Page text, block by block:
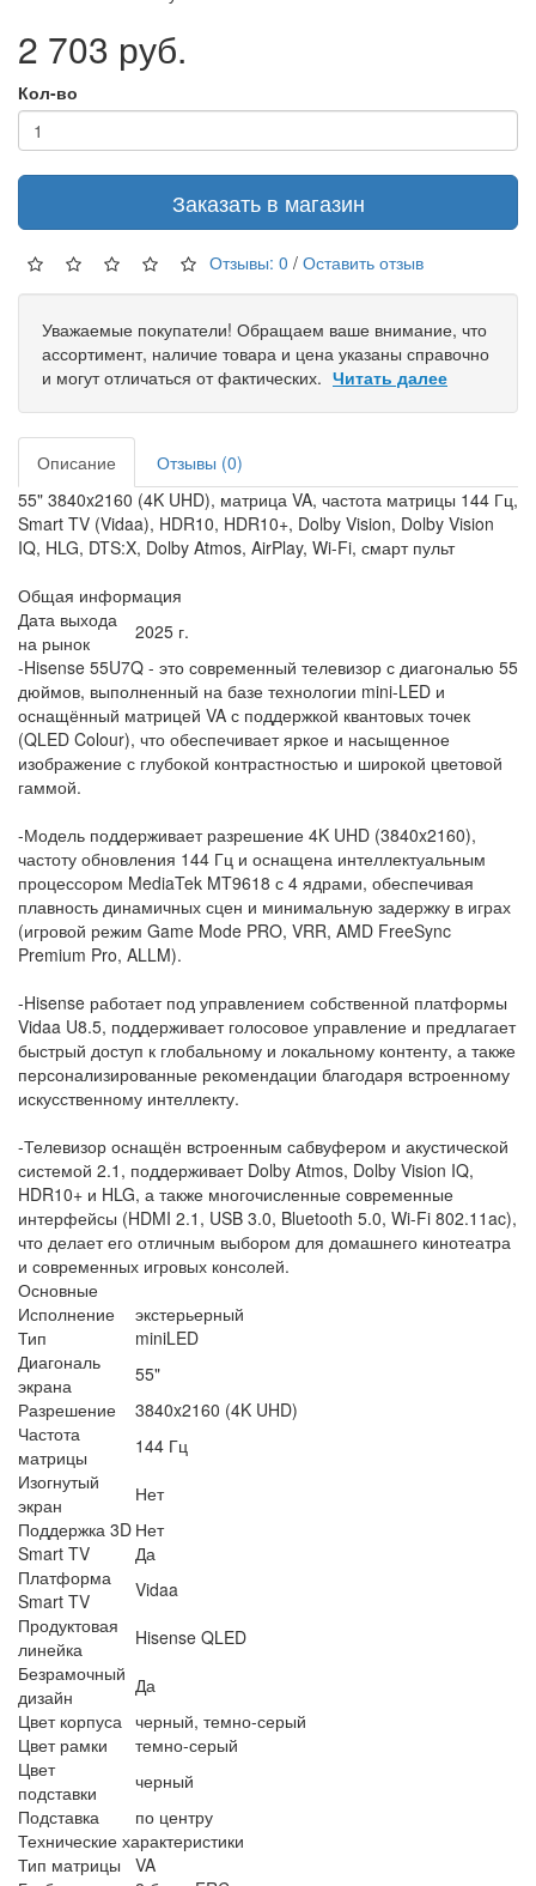
2 703 руб.
Кол-во
Заказать в магазин
Отзывы: 0 / Оставить отзыв
Уважаемые покупатели! Обращаем ваше внимание, что
ассортимент, наличие товара и цена указаны справочно
и могут отличаться от фактических. Читать далее
Описание
Отзывы (0)
55" 3840x2160 (4K UHD), матрица VA, частота матрицы 144 Гц,
Smart TV (Vidaa), HDR10, HDR10+, Dolby Vision, Dolby Vision
IQ, HLG, DTS:X, Dolby Atmos, AirPlay, Wi-Fi, смарт пульт
Общая информация
Дата выхода
на рынок
2025 г.
-Hisense 55U7Q - это современный телевизор с диагональю 55
дюймов, выполненный на базе технологии mini-LED и
оснащённый матрицей VA с поддержкой квантовых точек
(QLED Colour), что обеспечивает яркое и насыщенное
изображение с глубокой контрастностью и широкой цветовой
гаммой.
-Модель поддерживает разрешение 4K UHD (3840x2160),
частоту обновления 144 Гц и оснащена интеллектуальным
процессором MediaTek MT9618 с 4 ядрами, обеспечивая
плавность динамичных сцен и минимальную задержку в играх
(игровой режим Game Mode PRO, VRR, AMD FreeSync
Premium Pro, ALLM).
-Hisense работает под управлением собственной платформы
Vidaa U8.5, поддерживает голосовое управление и предлагает
быстрый доступ к глобальному и локальному контенту, а также
персонализированные рекомендации благодаря встроенному
искусственному интеллекту.
-Телевизор оснащён встроенным сабвуфером и акустической
системой 2.1, поддерживает Dolby Atmos, Dolby Vision IQ,
HDR10+ и HLG, а также многочисленные современные
интерфейсы (HDMI 2.1, USB 3.0, Bluetooth 5.0, Wi-Fi 802.11ac),
что делает его отличным выбором для домашнего кинотеатра
и современных игровых консолей.
Основные
Исполнение
экстерьерный
Тип
miniLED
Диагональ
экрана
55"
Разрешение
3840x2160 (4K UHD)
Частота
матрицы
144 Гц
Изогнутый
экран
Нет
Поддержка 3D Нет
Smart TV
Да
Платформа
Smart TV
Vidaa
Продуктовая
линейка
Hisense QLED
Безрамочный
дизайн
Да
Цвет корпуса черный, темно-серый
Цвет рамки
темно-серый
Цвет
подставки
черный
Подставка
по центру
Технические характеристики
Тип матрицы
VA